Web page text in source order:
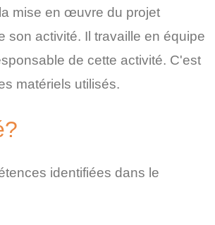
mise en œuvre du projet
son activité. Il travaille en équipe
de cette activité. C'est
matériels utilisés.
identifiées dans le